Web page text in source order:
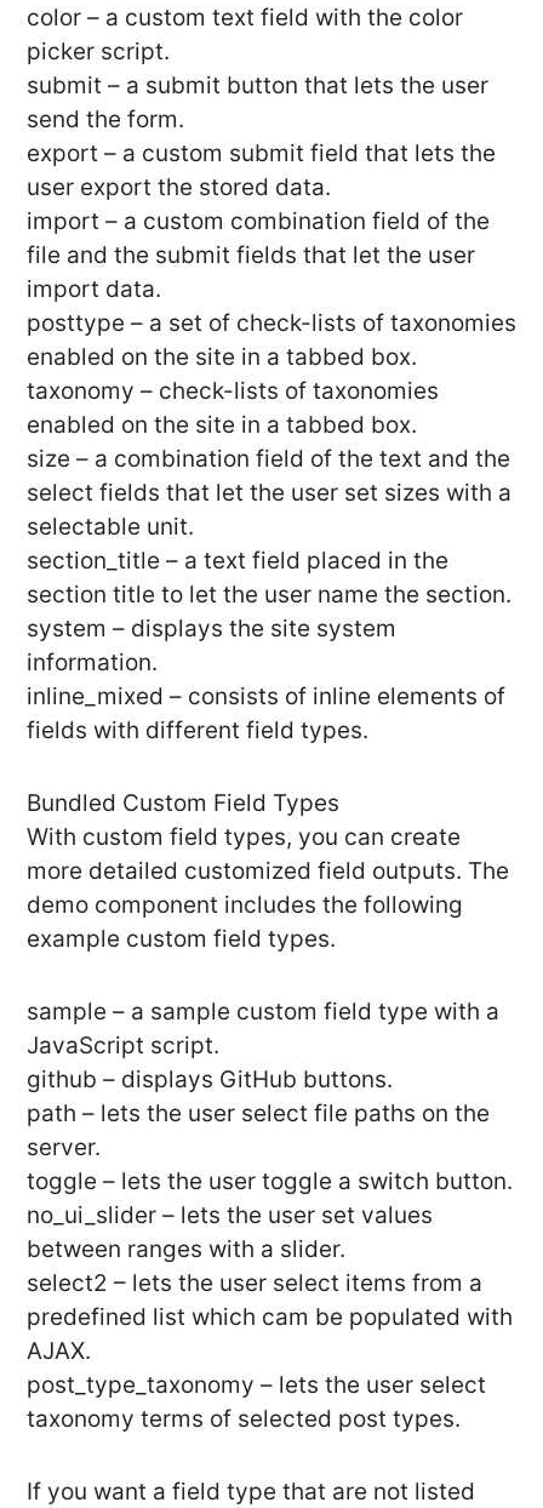
color – a custom text field with the color
picker script.
submit – a submit button that lets the user
send the form.
export – a custom submit field that lets the
user export the stored data.
import – a custom combination field of the
file and the submit fields that let the user
import data.
posttype – a set of check-lists of taxonomies
enabled on the site in a tabbed box.
taxonomy – check-lists of taxonomies
enabled on the site in a tabbed box.
size – a combination field of the text and the
select fields that let the user set sizes with a
selectable unit.
section_title – a text field placed in the
section title to let the user name the section.
system – displays the site system
information.
inline_mixed – consists of inline elements of
fields with different field types.
Bundled Custom Field Types
With custom field types, you can create
more detailed customized field outputs. The
demo component includes the following
example custom field types.
sample – a sample custom field type with a
JavaScript script.
github – displays GitHub buttons.
path – lets the user select file paths on the
server.
toggle – lets the user toggle a switch button.
no_ui_slider – lets the user set values
between ranges with a slider.
select2 – lets the user select items from a
predefined list which cam be populated with
AJAX.
post_type_taxonomy – lets the user select
taxonomy terms of selected post types.
If you want a field type that are not listed